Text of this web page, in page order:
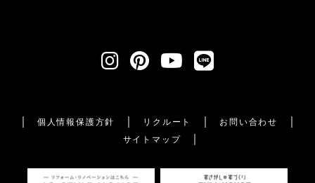
個人情報保護方針 リクルート
お問い合わせ
サイトマップ